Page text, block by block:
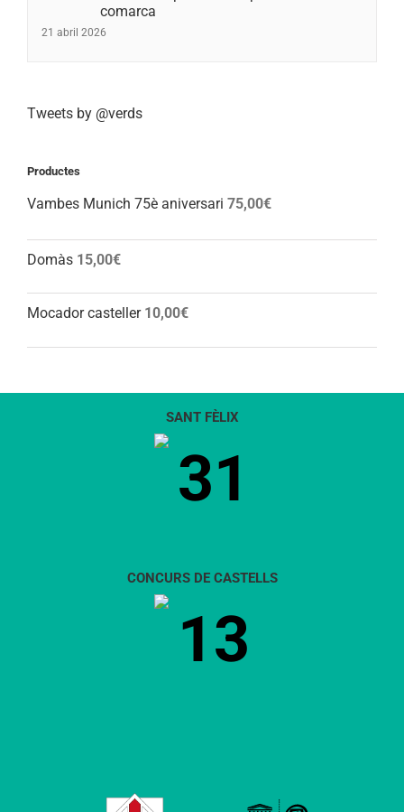
comarca
21 abril 2026
Tweets by @verds
Productes
Vambes Munich 75è aniversari 75,00€
Domàs 15,00€
Mocador casteller 10,00€
SANT FÈLIX
31
CONCURS DE CASTELLS
13